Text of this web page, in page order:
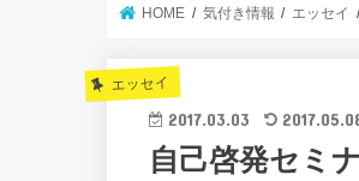
HOME 気付き情報 エッセイ
エッセイ
2017.03.03
自己啓発セミ